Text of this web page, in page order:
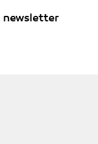
(55)
newsletter